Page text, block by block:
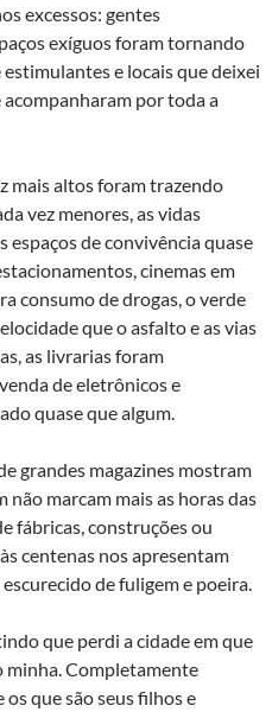
excessos: gentes
exíguos foram tornando
e locais que deixei
por toda a
mais altos foram trazendo
vez menores, as vidas
espaços de convivência quase
cinemas em
consumo de drogas, o verde
que o asfalto e as vias
as livrarias foram
de eletrônicos e
quase que algum.
grandes magazines mostram
marcam mais as horas das
fábricas, construções ou
centenas nos apresentam
de fuligem e poeira.
que perdi a cidade em que
minha. Completamente
que são seus filhos e